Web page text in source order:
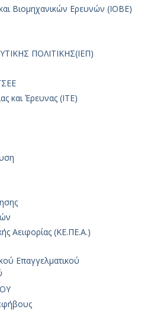
Βιομηχανικών Ερευνών (ΙΟΒΕ)
ΠΟΛΙΤΙΚΗΣ(ΙΕΠ)
και Έρευνας (ΙΤΕ)
Αειφορίας (ΚΕ.ΠΕ.Α.)
Επαγγελματικού